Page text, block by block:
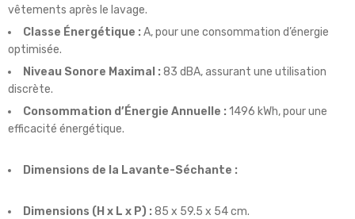
vêtements après le lavage.
Classe Énergétique : A, pour une consommation d’énergie
optimisée.
Niveau Sonore Maximal : 83 dBA, assurant une utilisation
discrète.
Consommation d’Énergie Annuelle : 1496 kWh, pour une
efficacité énergétique.
Dimensions de la Lavante-Séchante :
Dimensions (H x L x P) : 85 x 59.5 x 54 cm.